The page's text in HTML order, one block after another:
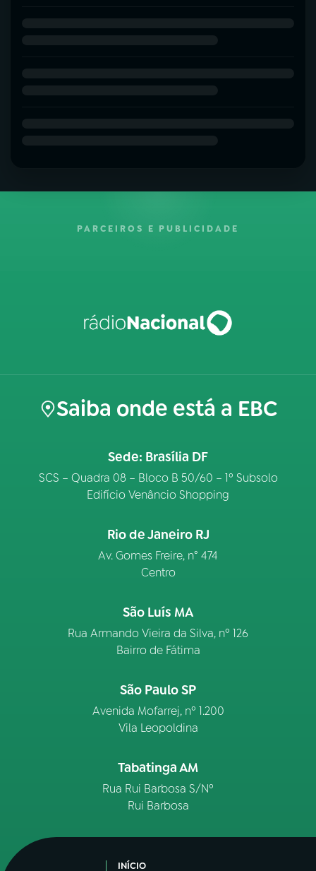
PARCEIROS E PUBLICIDADE
Saiba onde está a EBC
Sede: Brasília DF
SCS – Quadra 08 – Bloco B 50/60 – 1º Subsolo
Edifício Venâncio Shopping
Rio de Janeiro RJ
Av. Gomes Freire, n° 474
Centro
São Luís MA
Rua Armando Vieira da Silva, nº 126
Bairro de Fátima
São Paulo SP
Avenida Mofarrej, nº 1.200
Vila Leopoldina
Tabatinga AM
Rua Rui Barbosa S/Nº
Rui Barbosa
INÍCIO